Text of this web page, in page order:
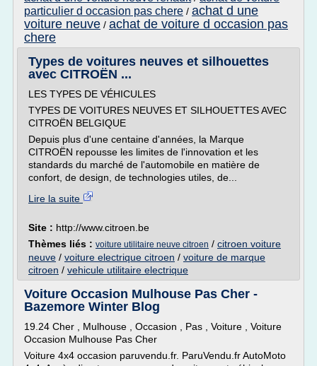
particulier d occasion pas chere / achat d une
voiture neuve / achat de voiture d occasion pas
chere
Types de voitures neuves et silhouettes
avec CITROËN ...
LES TYPES DE VÉHICULES
TYPES DE VOITURES NEUVES ET SILHOUETTES AVEC
CITROËN BELGIQUE
Depuis plus d'une centaine d'années, la Marque
CITROËN repousse les limites de l'innovation et les
standards du marché de l'automobile en matière de
confort, de design, de technologies utiles, de...
Lire la suite
Site : http://www.citroen.be
Thèmes liés : voiture utilitaire neuve citroen / citroen voiture
neuve / voiture electrique citroen / voiture de marque
citroen / vehicule utilitaire electrique
Voiture Occasion Mulhouse Pas Cher -
Bazemore Winter Blog
19.24 Cher , Mulhouse , Occasion , Pas , Voiture , Voiture
Occasion Mulhouse Pas Cher
Voiture 4x4 occasion paruvendu.fr. ParuVendu.fr AutoMoto